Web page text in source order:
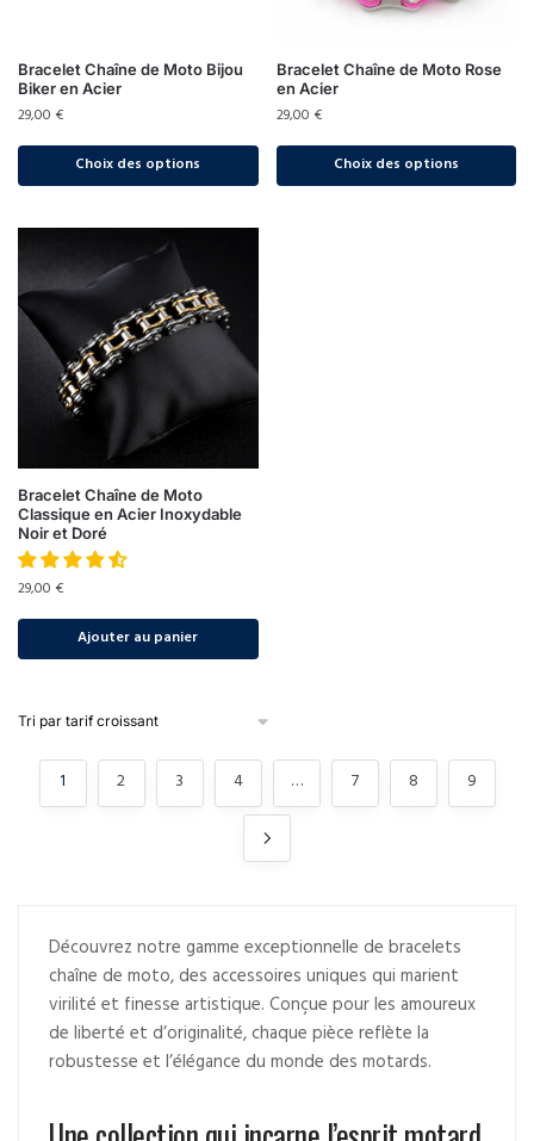
Bracelet Chaîne de Moto Bijou
Biker en Acier
29,00 €
Choix des options
Bracelet Chaîne de Moto Rose
en Acier
29,00 €
Choix des options
Bracelet Chaîne de Moto
Classique en Acier Inoxydable
Noir et Doré
29,00 €
Ajouter au panier
1 2 3 4 … 7 8 9
Découvrez notre gamme exceptionnelle de bracelets
chaîne de moto, des accessoires uniques qui marient
virilité et finesse artistique. Conçue pour les amoureux
de liberté et d’originalité, chaque pièce reflète la
robustesse et l’élégance du monde des motards.